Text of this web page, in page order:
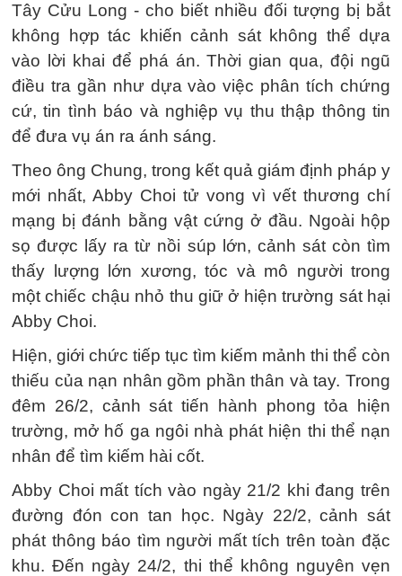
Tây Cửu Long - cho biết nhiều đối tượng bị bắt
không hợp tác khiến cảnh sát không thể dựa
vào lời khai để phá án. Thời gian qua, đội ngũ
điều tra gần như dựa vào việc phân tích chứng
cứ, tin tình báo và nghiệp vụ thu thập thông tin
để đưa vụ án ra ánh sáng.
Theo ông Chung, trong kết quả giám định pháp y
mới nhất, Abby Choi tử vong vì vết thương chí
mạng bị đánh bằng vật cứng ở đầu. Ngoài hộp
sọ được lấy ra từ nồi súp lớn, cảnh sát còn tìm
thấy lượng lớn xương, tóc và mô người trong
một chiếc chậu nhỏ thu giữ ở hiện trường sát hại
Abby Choi.
Hiện, giới chức tiếp tục tìm kiếm mảnh thi thể còn
thiếu của nạn nhân gồm phần thân và tay. Trong
đêm 26/2, cảnh sát tiến hành phong tỏa hiện
trường, mở hố ga ngôi nhà phát hiện thi thể nạn
nhân để tìm kiếm hài cốt.
Abby Choi mất tích vào ngày 21/2 khi đang trên
đường đón con tan học. Ngày 22/2, cảnh sát
phát thông báo tìm người mất tích trên toàn đặc
khu. Đến ngày 24/2, thi thể không nguyên vẹn